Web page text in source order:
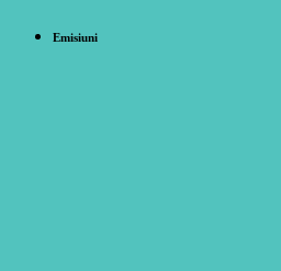
Emisiuni